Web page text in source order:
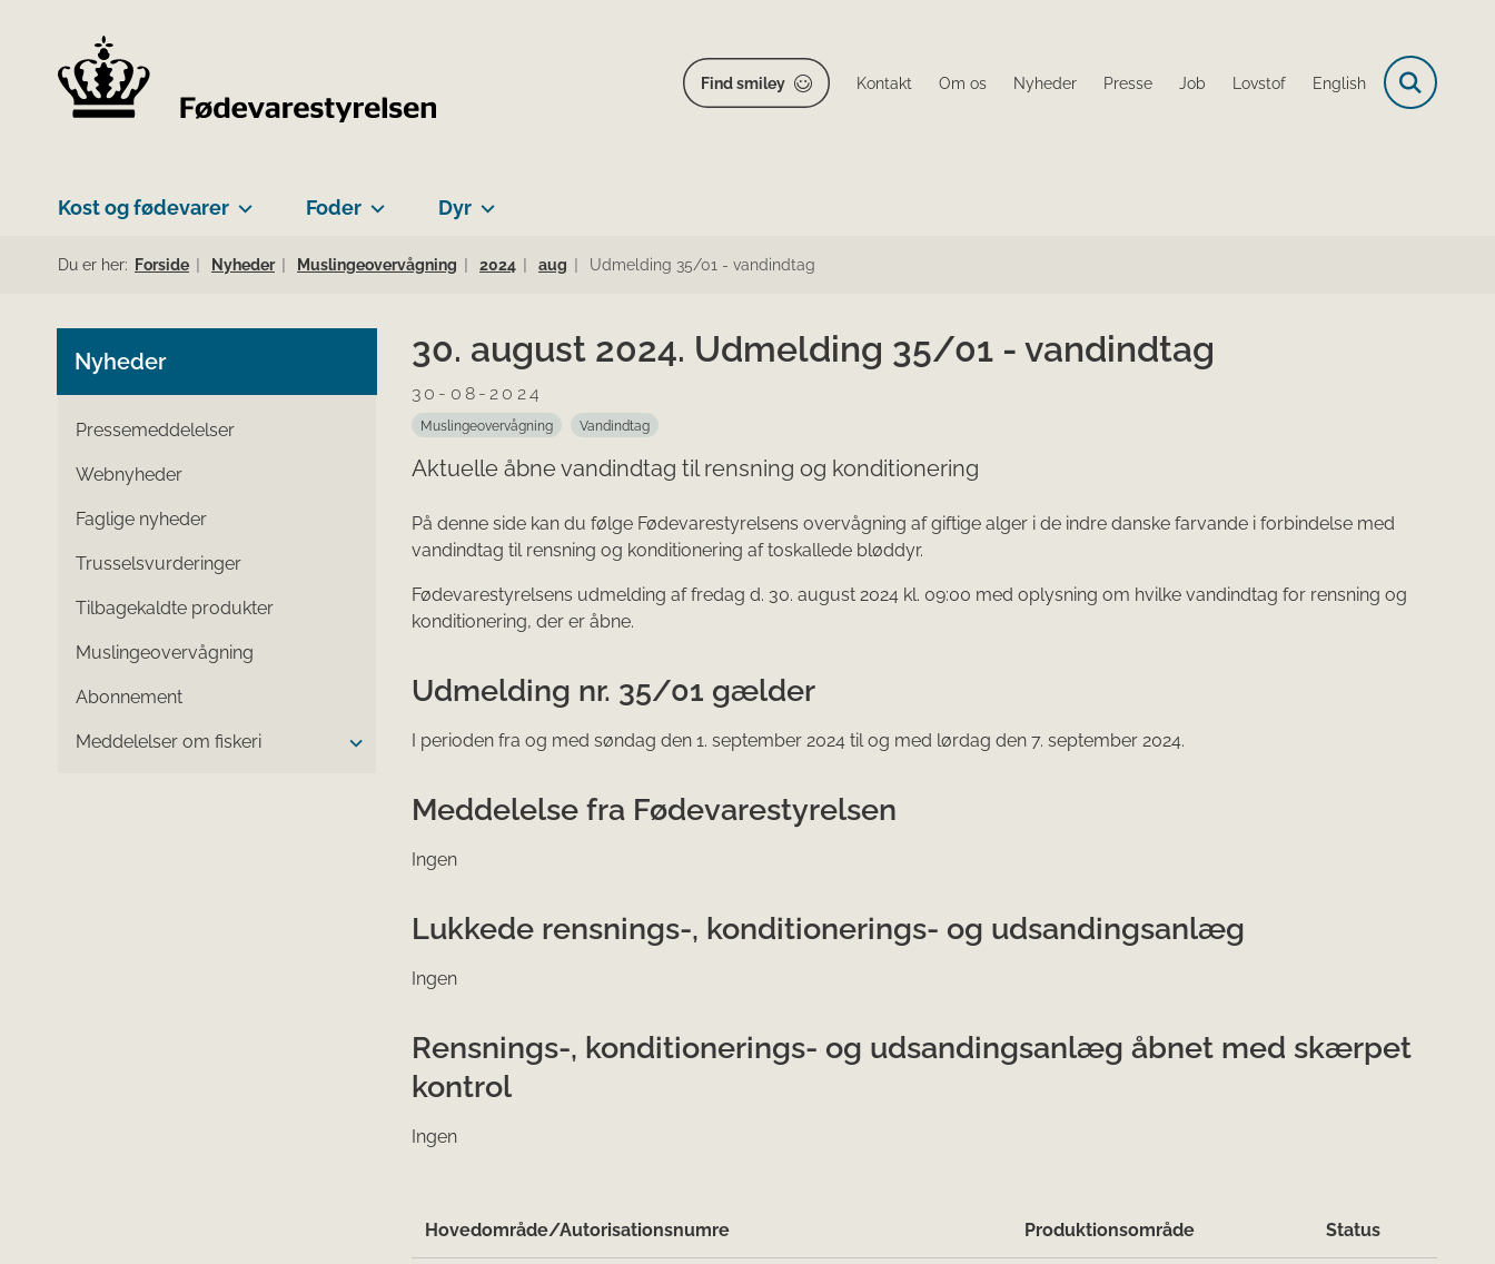
Find smiley Kontakt Om os Nyheder Presse Job Lovstof English
Kost og fødevarer Foder Dyr
Du er her: Forside Nyheder Muslingeovervågning 2024 aug Udmelding 35/01 - vandindtag
Nyheder
Pressemeddelelser
Webnyheder
Faglige nyheder
Trusselsvurderinger
Tilbagekaldte produkter
Muslingeovervågning
Abonnement
Meddelelser om fiskeri
30. august 2024. Udmelding 35/01 - vandindtag
30-08-2024
Muslingeovervågning Vandindtag
Aktuelle åbne vandindtag til rensning og konditionering
På denne side kan du følge Fødevarestyrelsens overvågning af giftige alger i de indre danske farvande i forbindelse med
vandindtag til rensning og konditionering af toskallede bløddyr.
Fødevarestyrelsens ud​melding af fredag d. 30. august 2024 kl. 09:00 med oplysning om hvilke vandindtag for rensning og
konditionering, der er åbne.
Udmelding nr. 35/01 gælder
I perioden fra og med søndag den 1. september 2024 til og med lørdag den 7. september 2024.​
Meddelelse fra Fødevarestyrelsen
Ingen
Lukkede rensnings-, konditionerings- og udsandingsanlæg
Ingen
Rensnings-, konditionerings- og udsandingsanlæg åbnet med skærpet
kontrol
Ingen
Hovedområde/Autorisationsnumre Produktionsområde Status